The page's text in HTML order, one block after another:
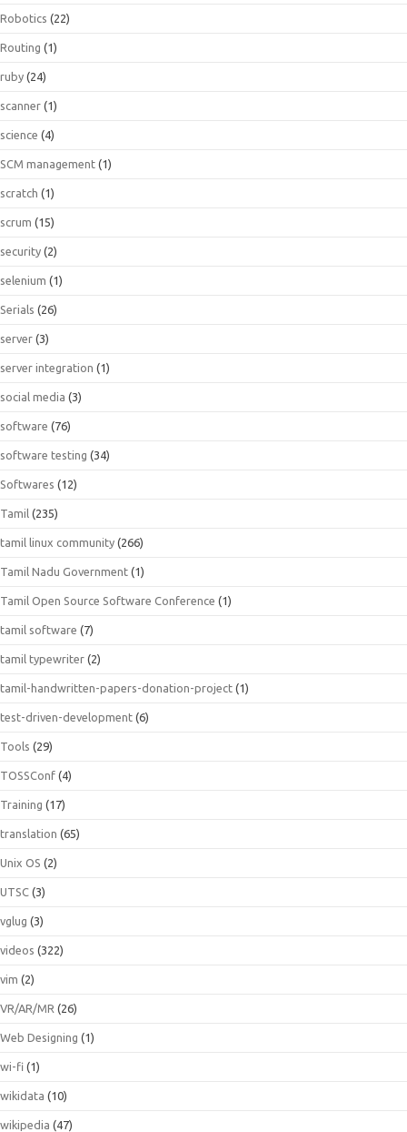
Robotics (22)
Routing (1)
ruby (24)
scanner (1)
science (4)
SCM management (1)
scratch (1)
scrum (15)
security (2)
selenium (1)
Serials (26)
server (3)
server integration (1)
social media (3)
software (76)
software testing (34)
Softwares (12)
Tamil (235)
tamil linux community (266)
Tamil Nadu Government (1)
Tamil Open Source Software Conference (1)
tamil software (7)
tamil typewriter (2)
tamil-handwritten-papers-donation-project (1)
test-driven-development (6)
Tools (29)
TOSSConf (4)
Training (17)
translation (65)
Unix OS (2)
UTSC (3)
vglug (3)
videos (322)
vim (2)
VR/AR/MR (26)
Web Designing (1)
wi-fi (1)
wikidata (10)
wikipedia (47)